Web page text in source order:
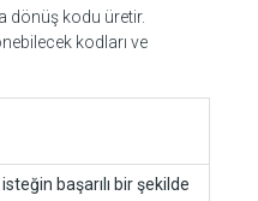
dönüş kodu üretir.
kodları ve
başarılı bir şekilde